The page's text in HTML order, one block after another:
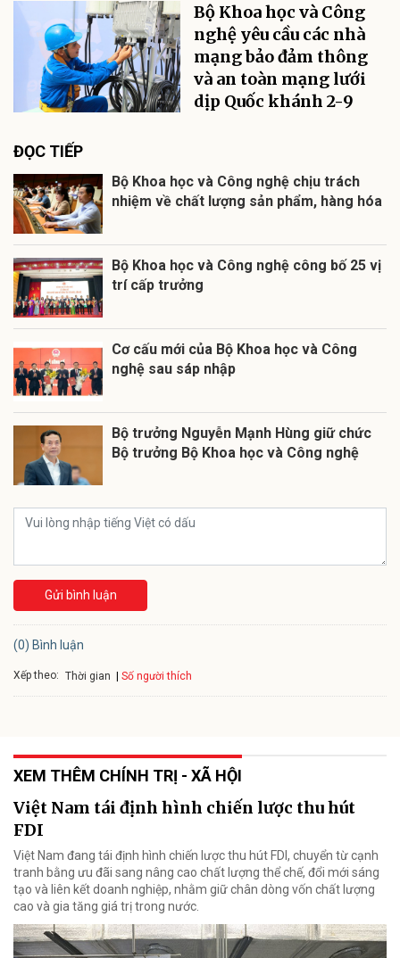
Bộ Khoa học và Công
nghệ yêu cầu các nhà
mạng bảo đảm thông
và an toàn mạng lưới
dịp Quốc khánh 2-9
ĐỌC TIẾP
Bộ Khoa học và Công nghệ chịu trách
nhiệm về chất lượng sản phẩm, hàng hóa
Bộ Khoa học và Công nghệ công bố 25 vị
trí cấp trưởng
Cơ cấu mới của Bộ Khoa học và Công
nghệ sau sáp nhập
Bộ trưởng Nguyễn Mạnh Hùng giữ chức
Bộ trưởng Bộ Khoa học và Công nghệ
Gửi bình luận
(0) Bình luận
Xếp theo: Thời gian Số người thích
XEM THÊM CHÍNH TRỊ - XÃ HỘI
Việt Nam tái định hình chiến lược thu hút
FDI
Việt Nam đang tái định hình chiến lược thu hút FDI, chuyển từ cạnh
tranh bằng ưu đãi sang nâng cao chất lượng thể chế, đổi mới sáng
tạo và liên kết doanh nghiệp, nhằm giữ chân dòng vốn chất lượng
cao và gia tăng giá trị trong nước.